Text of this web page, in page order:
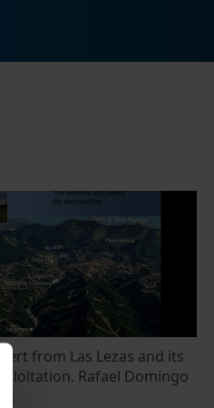
from Las Lezas and its
Rafael Domingo